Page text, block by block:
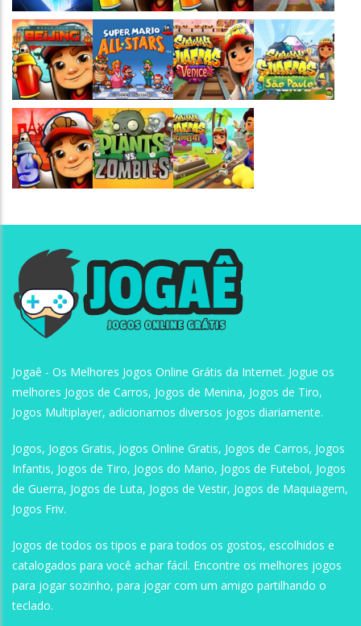
Jogaê Jogaê Jogaê Jogaê
Jogaê Jogaê Jogaê
Jogaê Jogaê Jogaê
Jogaê - Os Melhores Jogos Online Grátis da Internet. Jogue os
melhores Jogos de Carros, Jogos de Menina, Jogos de Tiro,
Jogos Multiplayer, adicionamos diversos jogos diariamente.
Jogos, Jogos Gratis, Jogos Online Gratis, Jogos de Carros, Jogos
Infantis, Jogos de Tiro, Jogos do Mario, Jogos de Futebol, Jogos
de Guerra, Jogos de Luta, Jogos de Vestir, Jogos de Maquiagem,
Jogos Friv.
Jogos de todos os tipos e para todos os gostos, escolhidos e
catalogados para você achar fácil. Encontre os melhores jogos
para jogar sozinho, para jogar com um amigo partilhando o
teclado.